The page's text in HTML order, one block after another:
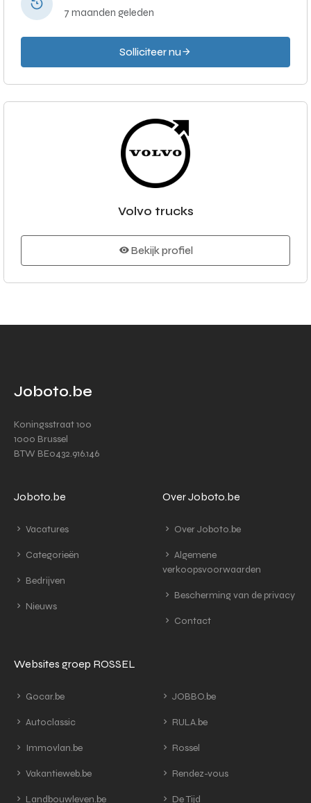
7 maanden geleden
Solliciteer nu
Volvo trucks
Bekijk profiel
Joboto.be
Koningsstraat 100
1000 Brussel
BTW BE0432.916.146
Joboto.be
Vacatures
Categorieën
Bedrijven
Nieuws
Over Joboto.be
Over Joboto.be
Algemene
verkoopsvoorwaarden
Bescherming van de privacy
Contact
Websites groep ROSSEL
Gocar.be
Autoclassic
Immovlan.be
Vakantieweb.be
Landbouwleven.be
JOBBO.be
RULA.be
Rossel
Rendez-vous
De Tijd